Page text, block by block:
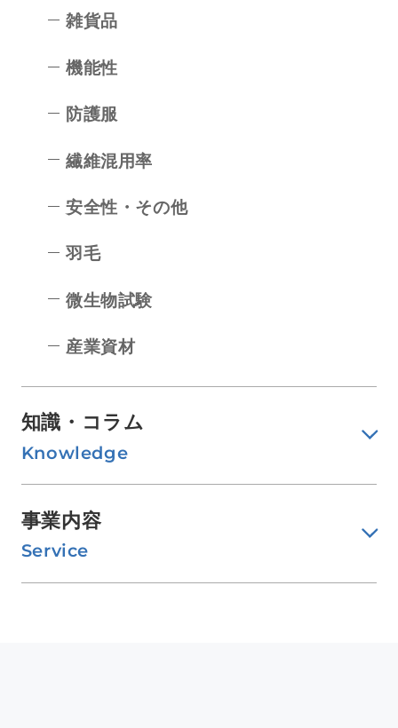
雑貨品
機能性
防護服
繊維混用率
安全性・その他
羽毛
微生物試験
産業資材
知識・コラム
Knowledge
事業内容
Service